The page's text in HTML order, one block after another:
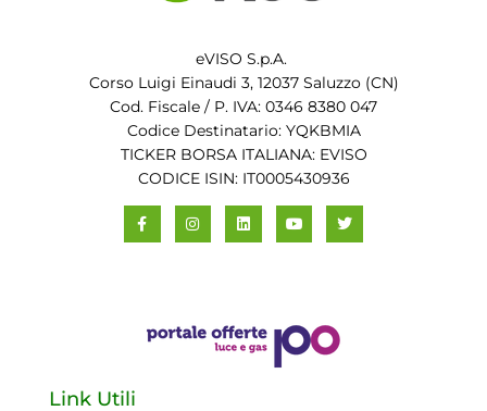
eVISO S.p.A.
Corso Luigi Einaudi 3, 12037 Saluzzo (CN)
Cod. Fiscale / P. IVA: 0346 8380 047
Codice Destinatario: YQKBMIA
TICKER BORSA ITALIANA: EVISO
CODICE ISIN: IT0005430936
Link Utili